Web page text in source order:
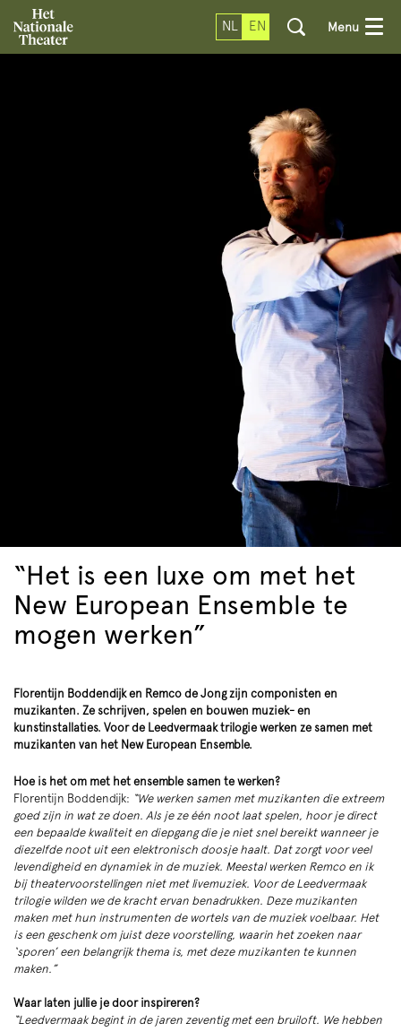
NL EN Menu
“Het is een luxe om met het
New European Ensemble te
mogen werken”
Florentijn Boddendijk en Remco de Jong zijn componisten en
muzikanten. Ze schrijven, spelen en bouwen muziek- en
kunstinstallaties. Voor de Leedvermaak trilogie werken ze samen met
muzikanten van het New European Ensemble.
Hoe is het om met het ensemble samen te werken?
Florentijn Boddendijk: “We werken samen met muzikanten die extreem
goed zijn in wat ze doen. Als je ze één noot laat spelen, hoor je direct
een bepaalde kwaliteit en diepgang die je niet snel bereikt wanneer je
diezelfde noot uit een elektronisch doosje haalt. Dat zorgt voor veel
levendigheid en dynamiek in de muziek. Meestal werken Remco en ik
bij theatervoorstellingen niet met livemuziek. Voor de Leedvermaak
trilogie wilden we de kracht ervan benadrukken. Deze muzikanten
maken met hun instrumenten de wortels van de muziek voelbaar. Het
is een geschenk om juist deze voorstelling, waarin het zoeken naar
‘sporen’ een belangrijk thema is, met deze muzikanten te kunnen
maken.”
Waar laten jullie je door inspireren?
“Leedvermaak begint in de jaren zeventig met een bruiloft. We hebben